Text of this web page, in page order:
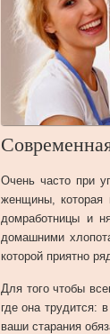
Очень часто при
женщины, которая
домработницы и
домашними
которой приятно
Для того чтобы
где она трудится:
ваши старания